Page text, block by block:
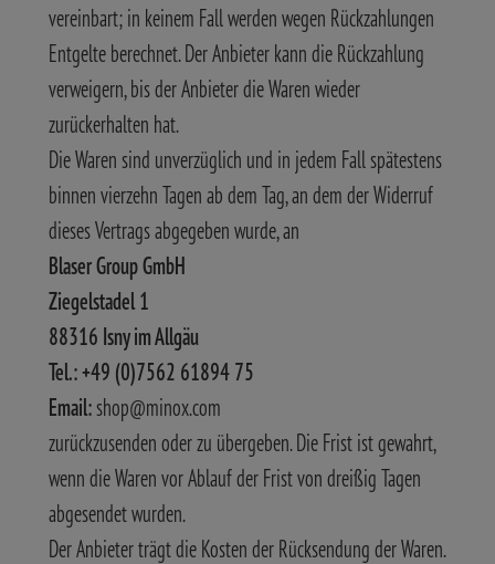
vereinbart; in keinem Fall werden wegen Rückzahlungen
Entgelte berechnet. Der Anbieter kann die Rückzahlung
verweigern, bis der Anbieter die Waren wieder
zurückerhalten hat.
Die Waren sind unverzüglich und in jedem Fall spätestens
binnen vierzehn Tagen ab dem Tag, an dem der Widerruf
dieses Vertrags abgegeben wurde, an
Blaser Group GmbH
Ziegelstadel 1
88316 Isny im Allgäu
Tel.: +49 (0)7562 61894 75
Email:shop@minox.com
zurückzusenden oder zu übergeben. Die Frist ist gewahrt,
wenn die Waren vor Ablauf der Frist von dreißig Tagen
abgesendet wurden.
Der Anbieter trägt die Kosten der Rücksendung der Waren.